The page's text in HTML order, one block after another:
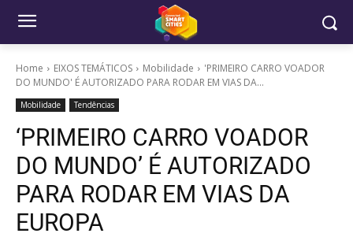
Home EIXOS TEMÁTICOS Mobilidade
'PRIMEIRO CARRO VOADOR
DO MUNDO' É AUTORIZADO PARA RODAR EM VIAS DA...
Mobilidade Tendências
‘PRIMEIRO CARRO VOADOR
DO MUNDO’ É AUTORIZADO
PARA RODAR EM VIAS DA
EUROPA